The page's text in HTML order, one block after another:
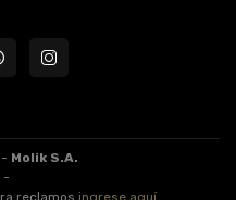
Molik S.A.
-
reclamos ingrese aquí.